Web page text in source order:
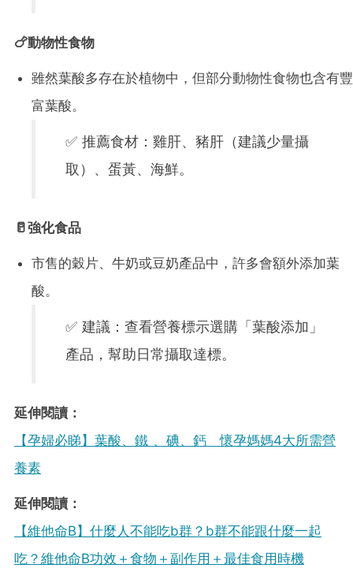
🍗動物性食物
雖然葉酸多存在於植物中，但部分動物性食物也含有豐
富葉酸。
✅ 推薦食材：雞肝、豬肝（建議少量攝
取）、蛋黃、海鮮。
🥛強化食品
市售的穀片、牛奶或豆奶產品中，許多會額外添加葉
酸。
✅ 建議：查看營養標示選購「葉酸添加」
產品，幫助日常攝取達標。
延伸閱讀：
【孕婦必睇】葉酸、鐵 、碘、鈣 懷孕媽媽4大所需營
養素
延伸閱讀：
【維他命B】什麼人不能吃b群？b群不能跟什麼一起
吃？維他命B功效＋食物＋副作用＋最佳食用時機